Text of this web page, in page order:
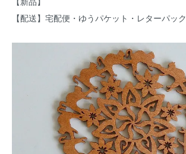
【配送】宅配便・ゆうパケット・レターパック